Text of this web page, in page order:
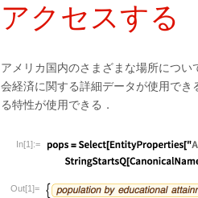
アクセスする
アメリカ国内のさまざまな場所につ
会経済に関する詳細データが使用で
る特性が使用できる．
In[1]:=
Out[1]=